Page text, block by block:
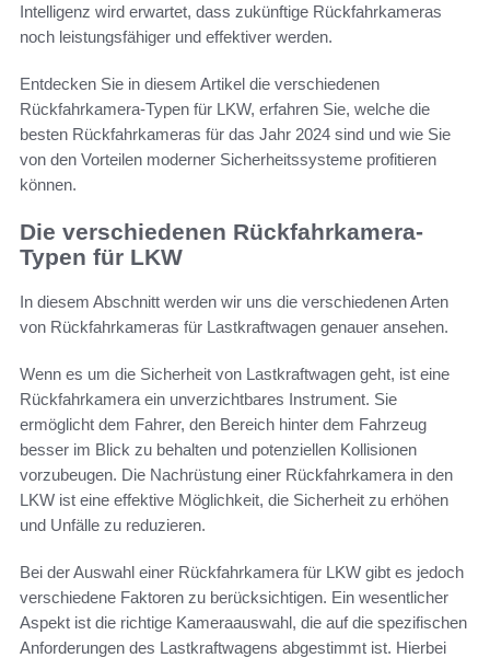
Intelligenz wird erwartet, dass zukünftige Rückfahrkameras
noch leistungsfähiger und effektiver werden.
Entdecken Sie in diesem Artikel die verschiedenen
Rückfahrkamera-Typen für LKW, erfahren Sie, welche die
besten Rückfahrkameras für das Jahr 2024 sind und wie Sie
von den Vorteilen moderner Sicherheitssysteme profitieren
können.
Die verschiedenen Rückfahrkamera-
Typen für LKW
In diesem Abschnitt werden wir uns die verschiedenen Arten
von Rückfahrkameras für Lastkraftwagen genauer ansehen.
Wenn es um die Sicherheit von Lastkraftwagen geht, ist eine
Rückfahrkamera ein unverzichtbares Instrument. Sie
ermöglicht dem Fahrer, den Bereich hinter dem Fahrzeug
besser im Blick zu behalten und potenziellen Kollisionen
vorzubeugen. Die Nachrüstung einer Rückfahrkamera in den
LKW ist eine effektive Möglichkeit, die Sicherheit zu erhöhen
und Unfälle zu reduzieren.
Bei der Auswahl einer Rückfahrkamera für LKW gibt es jedoch
verschiedene Faktoren zu berücksichtigen. Ein wesentlicher
Aspekt ist die richtige Kameraauswahl, die auf die spezifischen
Anforderungen des Lastkraftwagens abgestimmt ist. Hierbei